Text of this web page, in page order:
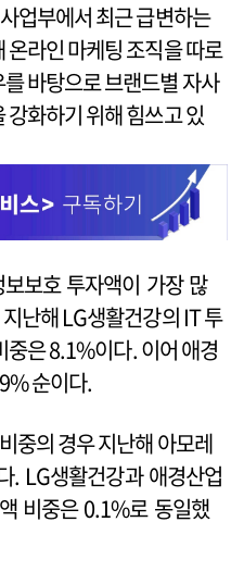
업부에서 최근 급변하는
라인 마케팅 조직을 따로
바탕으로 브랜드별 자사
화하기 위해 힘쓰고 있
보호 투자액이 가장 많
난해 LG생활건강의 IT 투
중은 8.1%이다. 이어 애경
순이다.
중의 경우 지난해 아모레
. LG생활건강과 애경산업
비중은 0.1%로 동일했